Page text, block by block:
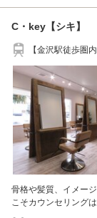
C・key【シキ】
【金沢駅徒歩圏
骨格や髪質、イメー
こそカウンセリング